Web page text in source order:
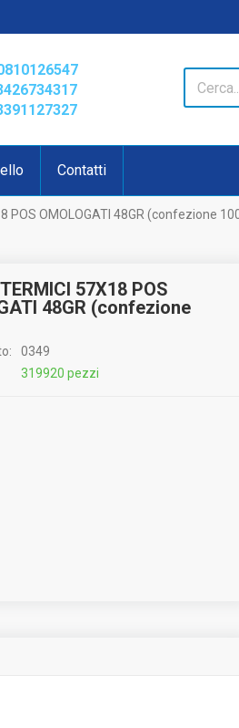
Contatti
POS OMOLOGATI 48GR (confezione
57X18 POS
48GR (confezione
0349
319920 pezzi